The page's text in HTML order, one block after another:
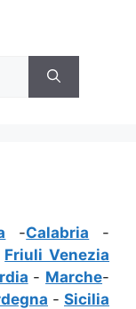
-Calabria -
Friuli Venezia
- Marche-
- Sicilia